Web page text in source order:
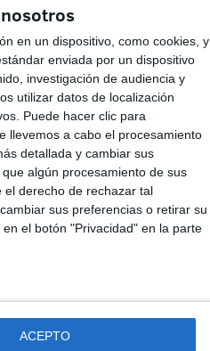
en un dispositivo, como cookies, y
enviada por un dispositivo
investigación de audiencia y
utilizar datos de localización
Puede hacer clic para
llevemos a cabo el procesamiento
detallada y cambiar sus
algún procesamiento de sus
derecho de rechazar tal
sus preferencias o retirar su
el botón "Privacidad" en la parte
ACEPTO
los
civil de